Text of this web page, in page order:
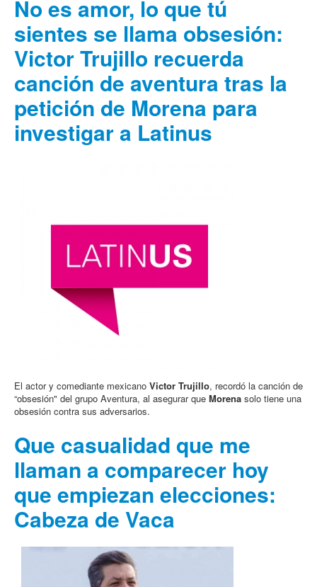
No es amor, lo que tú
sientes se llama obsesión:
Victor Trujillo recuerda
canción de aventura tras la
petición de Morena para
investigar a Latinus
El actor y comediante mexicano Victor Trujillo, recordó la canción de
“obsesión" del grupo Aventura, al asegurar que Morena solo tiene una
obsesión contra sus adversarios.
Que casualidad que me
llaman a comparecer hoy
que empiezan elecciones:
Cabeza de Vaca